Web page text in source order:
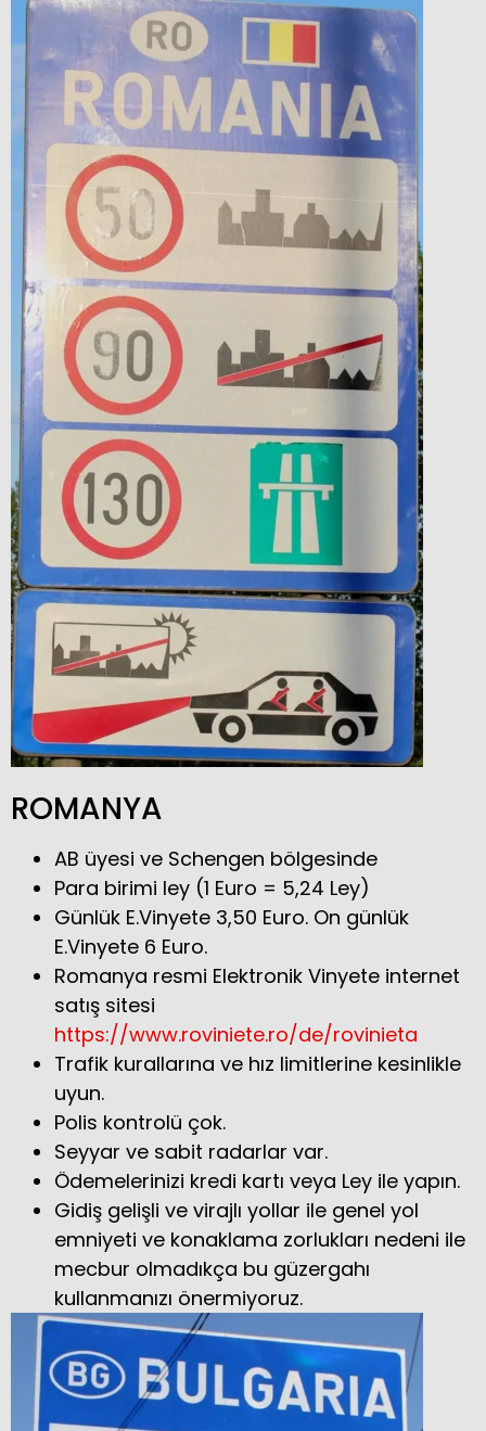
ROMANYA
AB üyesi ve Schengen bölgesinde
Para birimi ley (1 Euro = 5,24 Ley)
Günlük E.Vinyete 3,50 Euro. On günlük
E.Vinyete 6 Euro.
Romanya resmi Elektronik Vinyete internet
satış sitesi
https://www.roviniete.ro/de/rovinieta
Trafik kurallarına ve hız limitlerine kesinlikle
uyun.
Polis kontrolü çok.
Seyyar ve sabit radarlar var.
Ödemelerinizi kredi kartı veya Ley ile yapın.
Gidiş gelişli ve virajlı yollar ile genel yol
emniyeti ve konaklama zorlukları nedeni ile
mecbur olmadıkça bu güzergahı
kullanmanızı önermiyoruz.